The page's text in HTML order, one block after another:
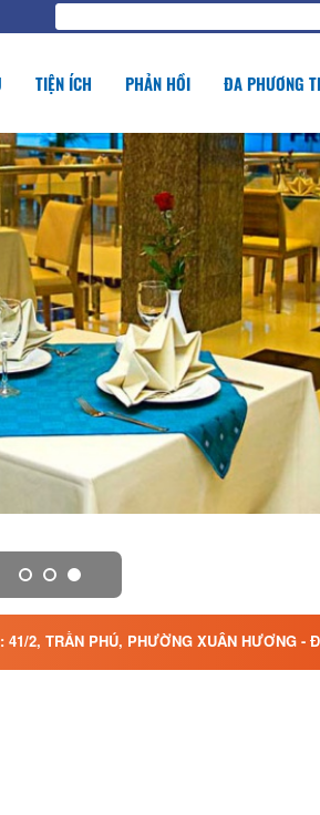
TIỆN ÍCH PHẢN HỒI ĐA PHƯƠNG
41/2, TRẦN PHÚ, PHƯỜNG XUÂN HƯƠNG -